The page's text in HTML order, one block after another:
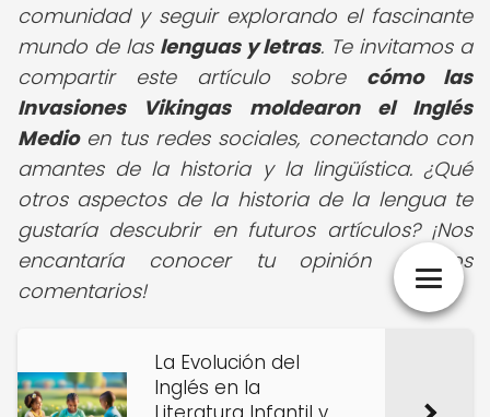
comunidad y seguir explorando el fascinante
mundo de las lenguas y letras. Te invitamos a
compartir este artículo sobre cómo las
Invasiones Vikingas moldearon el Inglés
Medioen tus redes sociales, conectando con
amantes de la historia y la lingüística. ¿Qué
otros aspectos de la historia de la lengua te
gustaría descubrir en futuros artículos? ¡Nos
encantaría conocer tu opinión en los
comentarios!
La Evolución del
Inglés en la